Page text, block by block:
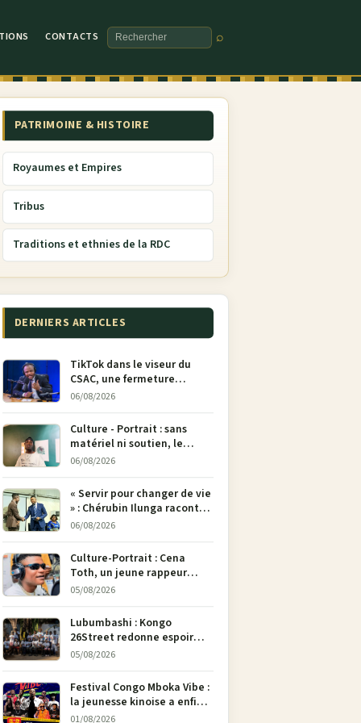
CONTACTS
Rechercher
⌕
PATRIMOINE & HISTOIRE
Royaumes et Empires
Tribus
Traditions et ethnies de la RDC
DERNIERS ARTICLES
TikTok dans le viseur du
CSAC, une fermeture
envisagée pour contrer la
06/08/2026
Culture - Portrait : sans
matériel ni soutien, le
dessinateur Justin
son crayon
06/08/2026
« Servir pour changer de vie
» : Chérubin Ilunga raconte
le parcours du député
Tshimbu en 137 pages
06/08/2026
Culture-Portrait : Cena
Toth, un jeune rappeur
déterminé à faire entendre
05/08/2026
Lubumbashi : Kongo
26Street redonne espoir
aux enfants de la rue par
05/08/2026
Festival Congo Mboka Vibe :
la jeunesse kinoise a enfin
sa plateforme de culture
01/08/2026